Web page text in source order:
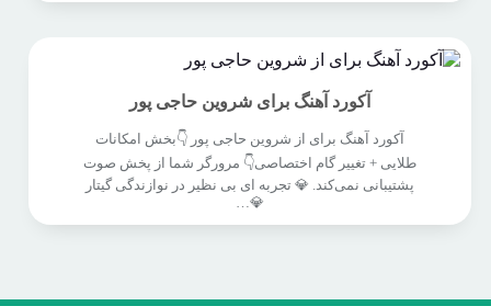
آکورد آهنگ برای شروین حاجی پور
آکورد آهنگ برای از شروین حاجی پور 👇بخش امکانات
طلایی + تغییر گام اختصاصی👇 مرورگر شما از پخش صوت
پشتیبانی نمی‌کند. 💎 تجربه ای بی نظیر در نوازندگی گیتار
💎…